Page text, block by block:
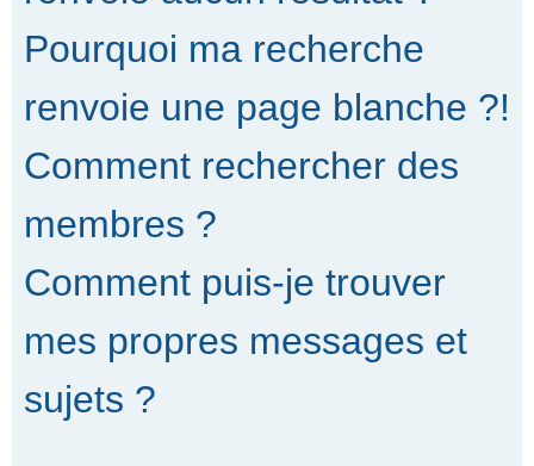
Pourquoi ma recherche
renvoie une page blanche ?!
Comment rechercher des
membres ?
Comment puis-je trouver
mes propres messages et
sujets ?